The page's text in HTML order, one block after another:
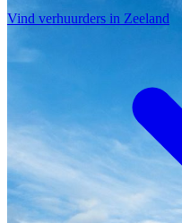
Vind verhuurders in Zeeland